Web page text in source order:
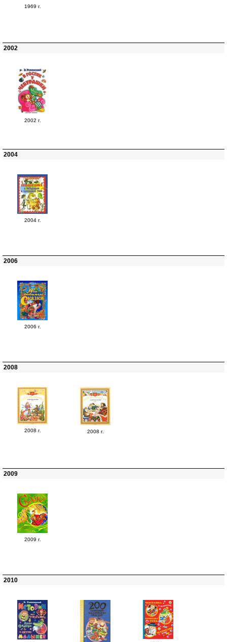
1969 г.
2002
2002 г.
2004
2004 г.
2006
2006 г.
2008
2008 г. 2008 г.
2009
2009 г.
2010